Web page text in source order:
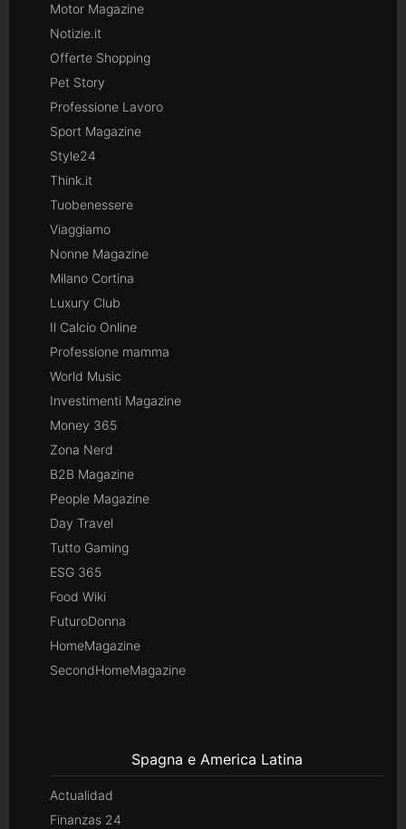
Motor Magazine
Notizie.it
Offerte Shopping
Pet Story
Professione Lavoro
Sport Magazine
Style24
Think.it
Tuobenessere
Viaggiamo
Nonne Magazine
Milano Cortina
Luxury Club
Il Calcio Online
Professione mamma
World Music
Investimenti Magazine
Money 365
Zona Nerd
B2B Magazine
People Magazine
Day Travel
Tutto Gaming
ESG 365
Food Wiki
FuturoDonna
HomeMagazine
SecondHomeMagazine
Spagna e America Latina
Actualidad
Finanzas 24